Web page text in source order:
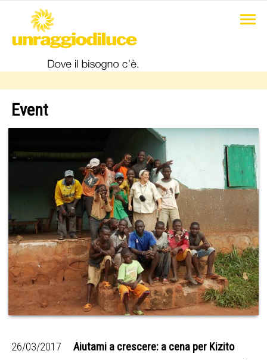
Event
26/03/2017 Aiutami a crescere: a cena per Kizito